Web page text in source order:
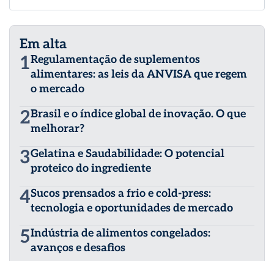
Em alta
1Regulamentação de suplementos
alimentares: as leis da ANVISA que regem
o mercado
2Brasil e o índice global de inovação. O que
melhorar?
3Gelatina e Saudabilidade: O potencial
proteico do ingrediente
4Sucos prensados a frio e cold-press:
tecnologia e oportunidades de mercado
5Indústria de alimentos congelados:
avanços e desafios